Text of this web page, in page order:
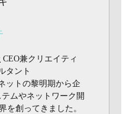
CEO兼クリエイティ
タント
ットの黎明期から企
ムやネットワーク開
を創ってきました。